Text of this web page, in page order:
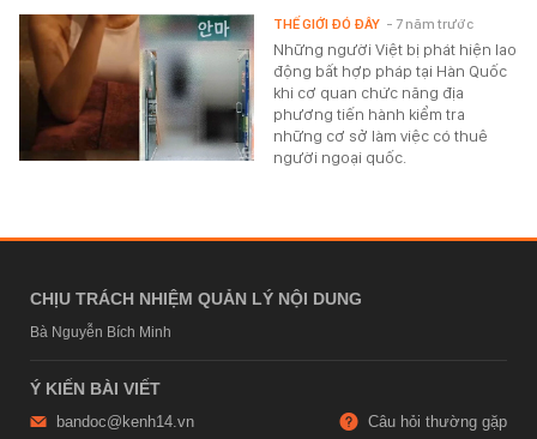
Những người Việt bị phát hiện lao
động bất hợp pháp tại Hàn Quốc
khi cơ quan chức năng địa
phương tiến hành kiểm tra
những cơ sở làm việc có thuê
người ngoại quốc.
THẾ GIỚI ĐÓ ĐÂY - 7 năm trước
CHỊU TRÁCH NHIỆM QUẢN LÝ NỘI DUNG
Bà Nguyễn Bích Minh
Ý KIẾN BÀI VIẾT
bandoc@kenh14.vn Câu hỏi thường gặp